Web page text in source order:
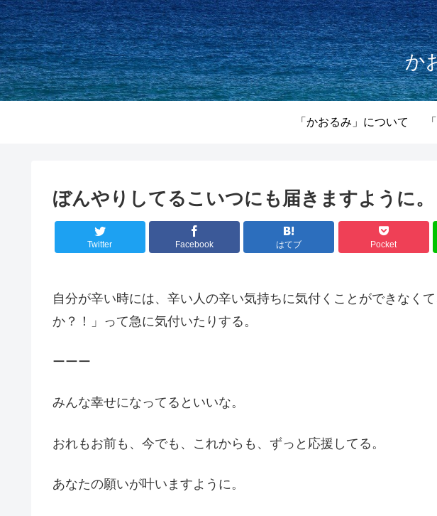
か
「かおるみ」について
ぼんやりしてるこいつにも届きますように。
Twitter Facebook はてブ Pocket
自分が辛い時には、辛い人の辛い気持ちに気付くことができなく
か？！」って急に気付いたりする。
ーーー
みんな幸せになってるといいな。
おれもお前も、今でも、これからも、ずっと応援してる。
あなたの願いが叶いますように。